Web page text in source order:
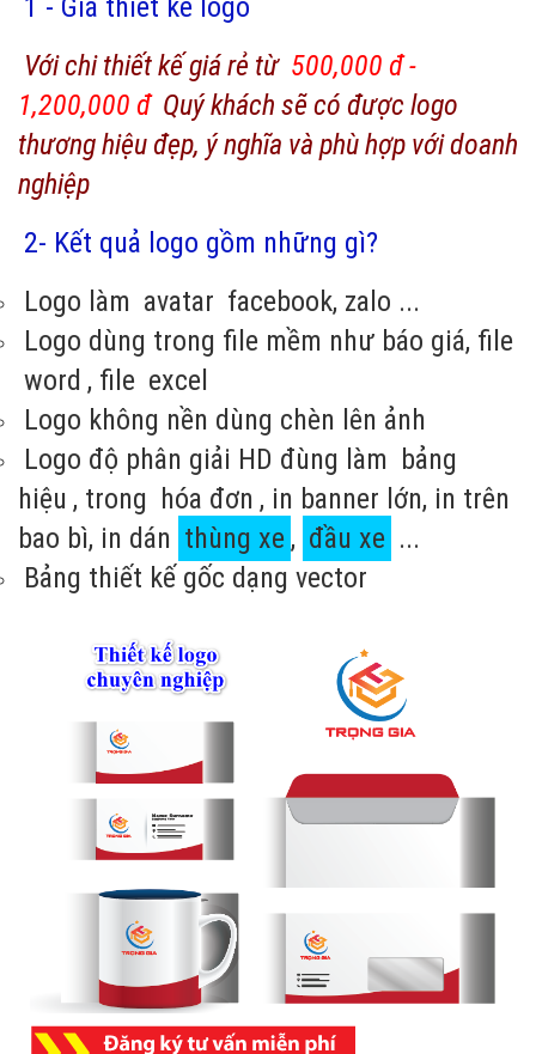
1 - Giá thiết kế logo
Với chi thiết kế giá rẻ từ 500,000 đ -
1,200,000 đ Quý khách sẽ có được logo
thương hiệu đẹp, ý nghĩa và phù hợp với doanh
nghiệp
2- Kết quả logo gồm những gì?
Logo làm avatar facebook, zalo ...
Logo dùng trong file mềm như báo giá, file
word , file excel
Logo không nền dùng chèn lên ảnh
Logo độ phân giải HD đùng làm bảng
hiệu , trong hóa đơn , in banner lớn, in trên
bao bì, in dán thùng xe , đầu xe ...
Bảng thiết kế gốc dạng vector